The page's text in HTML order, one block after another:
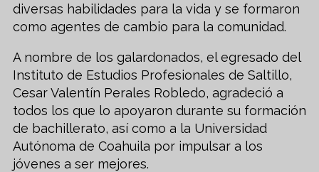
diversas habilidades para la vida y se formaron
como agentes de cambio para la comunidad.
A nombre de los galardonados, el egresado del
Instituto de Estudios Profesionales de Saltillo,
Cesar Valentín Perales Robledo, agradeció a
todos los que lo apoyaron durante su formación
de bachillerato, así como a la Universidad
Autónoma de Coahuila por impulsar a los
jóvenes a ser mejores.